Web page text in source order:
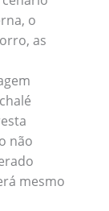
o
as
não
mesmo